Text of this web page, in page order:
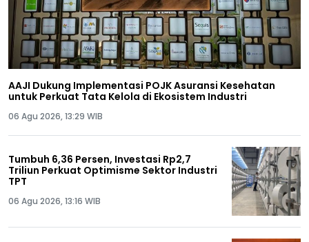
AAJI Dukung Implementasi POJK Asuransi Kesehatan
untuk Perkuat Tata Kelola di Ekosistem Industri
06 Agu 2026, 13:29 WIB
Tumbuh 6,36 Persen, Investasi Rp2,7
Triliun Perkuat Optimisme Sektor Industri
TPT
06 Agu 2026, 13:16 WIB